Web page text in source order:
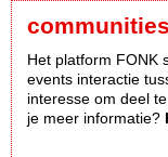
Het platform FONK
events interactie
interesse om deel
je meer informatie?